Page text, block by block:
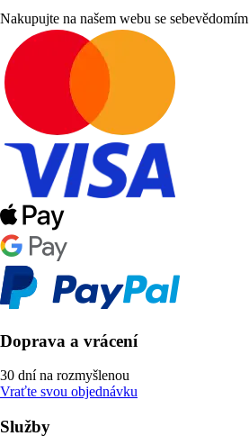
Nakupujte na našem webu se sebevědomím
Doprava a vrácení
30 dní na rozmyšlenou
Vraťte svou objednávku
Služby